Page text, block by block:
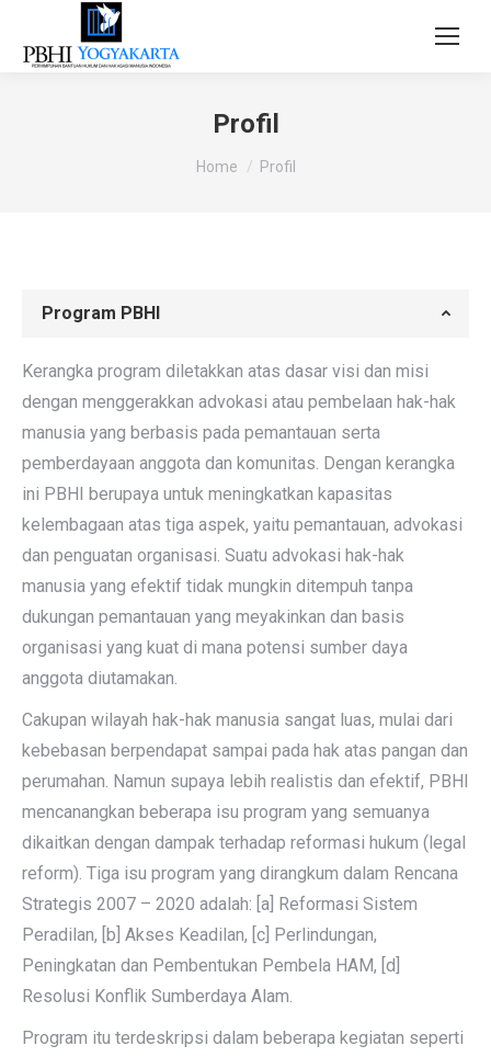
Profil
You are here:
Home Profil
Program PBHI
Kerangka program diletakkan atas dasar visi dan misi
dengan menggerakkan advokasi atau pembelaan hak-hak
manusia yang berbasis pada pemantauan serta
pemberdayaan anggota dan komunitas. Dengan kerangka
ini PBHI berupaya untuk meningkatkan kapasitas
kelembagaan atas tiga aspek, yaitu pemantauan, advokasi
dan penguatan organisasi. Suatu advokasi hak-hak
manusia yang efektif tidak mungkin ditempuh tanpa
dukungan pemantauan yang meyakinkan dan basis
organisasi yang kuat di mana potensi sumber daya
anggota diutamakan.
Cakupan wilayah hak-hak manusia sangat luas, mulai dari
kebebasan berpendapat sampai pada hak atas pangan dan
perumahan. Namun supaya lebih realistis dan efektif, PBHI
mencanangkan beberapa isu program yang semuanya
dikaitkan dengan dampak terhadap reformasi hukum (legal
reform). Tiga isu program yang dirangkum dalam Rencana
Strategis 2007 – 2020 adalah: [a] Reformasi Sistem
Peradilan, [b] Akses Keadilan, [c] Perlindungan,
Peningkatan dan Pembentukan Pembela HAM, [d]
Resolusi Konflik Sumberdaya Alam.
Program itu terdeskripsi dalam beberapa kegiatan seperti